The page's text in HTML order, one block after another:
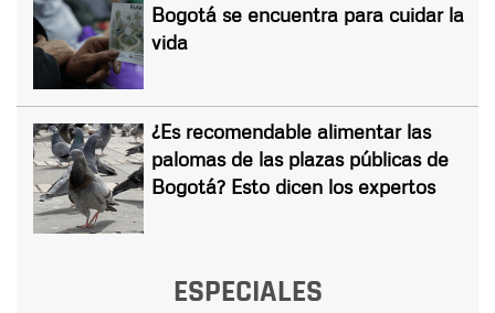
Bogotá se encuentra para cuidar la
vida
¿Es recomendable alimentar las
palomas de las plazas públicas de
Bogotá? Esto dicen los expertos
ESPECIALES